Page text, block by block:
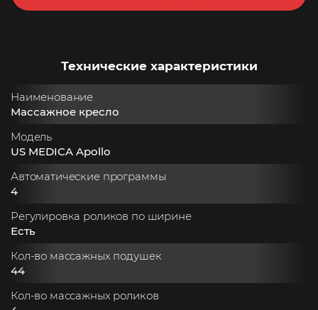
Технические характеристики
Наименование
Массажное кресло
Модель
US MEDICA Apollo
Автоматические программы
4
Регулировка роликов по ширине
Есть
Кол-во массажных подушек
44
Кол-во массажных роликов